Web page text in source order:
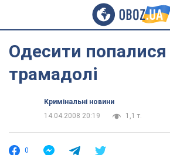
Одесити попалися
трамадолі
Кримінальні новини
14.04.2008 20:19
1,1 т.
0